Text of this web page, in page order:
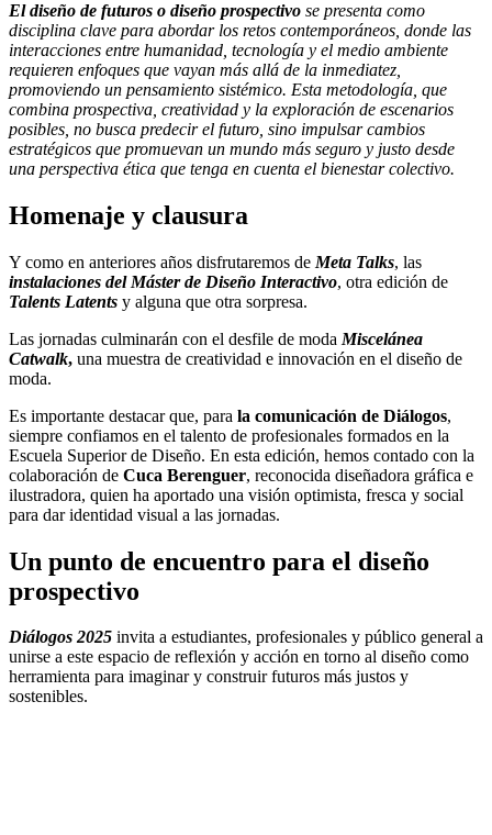
El diseño de futuros o diseño prospectivo se presenta como
disciplina clave para abordar los retos contemporáneos, donde las
interacciones entre humanidad, tecnología y el medio ambiente
requieren enfoques que vayan más allá de la inmediatez,
promoviendo un pensamiento sistémico. Esta metodología, que
combina prospectiva, creatividad y la exploración de escenarios
posibles, no busca predecir el futuro, sino impulsar cambios
estratégicos que promuevan un mundo más seguro y justo desde
una perspectiva ética que tenga en cuenta el bienestar colectivo.
Homenaje y clausura
Y como en anteriores años disfrutaremos de Meta Talks, las
instalaciones del Máster de Diseño Interactivo, otra edición de
Talents Latents y alguna que otra sorpresa.
Las jornadas culminarán con el desfile de moda Miscelánea
Catwalk, una muestra de creatividad e innovación en el diseño de
moda.
Es importante destacar que, para la comunicación de Diálogos,
siempre confiamos en el talento de profesionales formados en la
Escuela Superior de Diseño. En esta edición, hemos contado con la
colaboración de Cuca Berenguer, reconocida diseñadora gráfica e
ilustradora, quien ha aportado una visión optimista, fresca y social
para dar identidad visual a las jornadas.
Un punto de encuentro para el diseño
prospectivo
Diálogos 2025 invita a estudiantes, profesionales y público general a
unirse a este espacio de reflexión y acción en torno al diseño como
herramienta para imaginar y construir futuros más justos y
sostenibles.